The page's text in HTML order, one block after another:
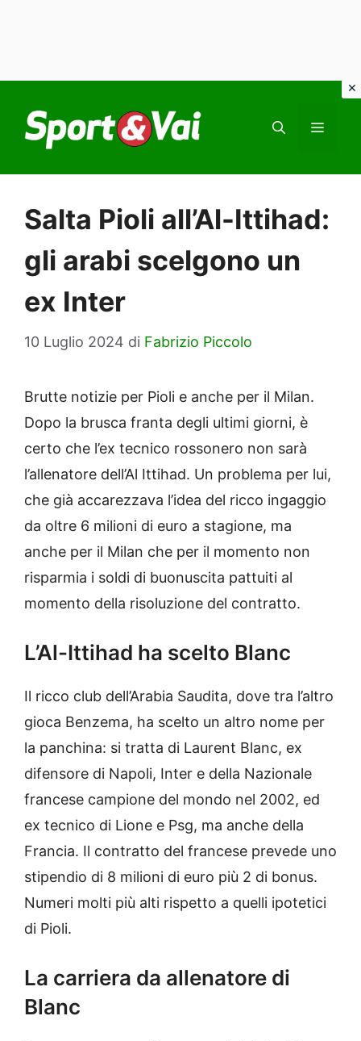
contenuto
Salta Pioli all’Al-Ittihad:
gli arabi scelgono un
ex Inter
10 Luglio 2024 di Fabrizio Piccolo
Brutte notizie per Pioli e anche per il Milan.
Dopo la brusca franta degli ultimi giorni, è
certo che l’ex tecnico rossonero non sarà
l’allenatore dell’Al Ittihad. Un problema per lui,
che già accarezzava l’idea del ricco ingaggio
da oltre 6 milioni di euro a stagione, ma
anche per il Milan che per il momento non
risparmia i soldi di buonuscita pattuiti al
momento della risoluzione del contratto.
L’Al-Ittihad ha scelto Blanc
Il ricco club dell’Arabia Saudita, dove tra l’altro
gioca Benzema, ha scelto un altro nome per
la panchina: si tratta di Laurent Blanc, ex
difensore di Napoli, Inter e della Nazionale
francese campione del mondo nel 2002, ed
ex tecnico di Lione e Psg, ma anche della
Francia. Il contratto del francese prevede uno
stipendio di 8 milioni di euro più 2 di bonus.
Numeri molti più alti rispetto a quelli ipotetici
di Pioli.
La carriera da allenatore di
Blanc